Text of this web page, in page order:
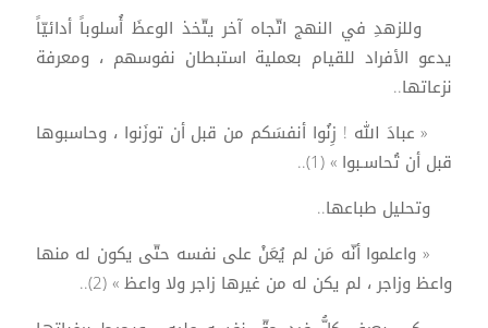
وللزهدِ في النهج اتّجاه آخر يتّخذ الوعظَ أُسلوباً أدائيّاً
يدعو الأفراد للقيام بعملية استبطان نفوسهم ، ومعرفة
نزعاتها..
« عبادَ الله ! زِنُوا أنفسَكم من قبل أن توزَنوا ، وحاسبوها
قبل أن تُحاسـبوا » (1)..
وتحليل طباعها..
« واعلموا أنّه مَن لم يُعَنْ على نفسه حتّى يكون له منها
واعظ وزاجر ، لم يكن له من غيرها زاجر ولا واعظ » (2)..